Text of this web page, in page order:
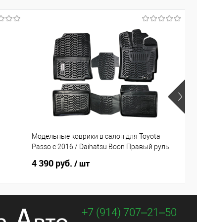
Модельные коврики в салон для Toyota
Passo с 2016 / Daihatsu Boon Правый руль
4 390 руб. / шт
+7 (914) 707‒21‒50